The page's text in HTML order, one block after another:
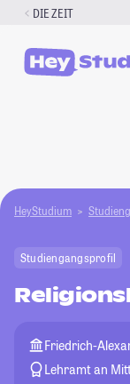
Zum
springen
DIE ZEIT
HeyStudium
Studiengangsprofil
Friedrich-
Lehramt an